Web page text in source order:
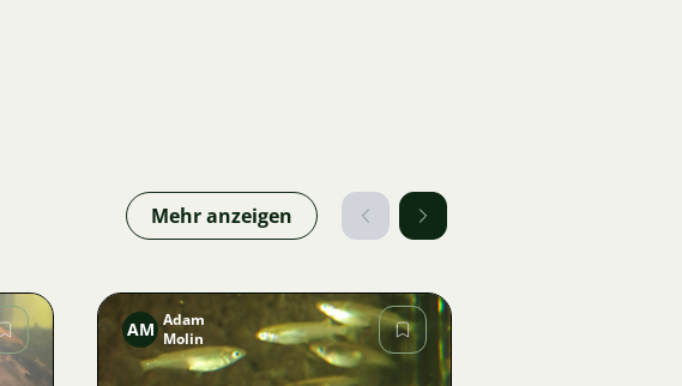
Mehr anzeigen
AM Adam
Molin